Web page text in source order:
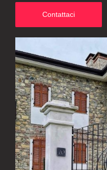
Contattaci